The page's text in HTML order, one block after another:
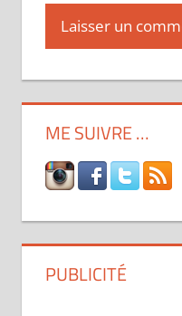
ME SUIVRE …
PUBLICITÉ